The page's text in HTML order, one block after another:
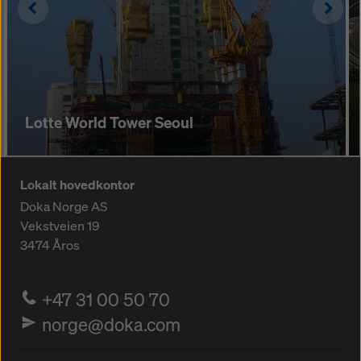
Lotte World Tower Seoul
Left
Lokalt hovedkontor
Doka Norge AS
Vekstveien 19
3474Åros
+47 31 00 50 70
norge@doka.com